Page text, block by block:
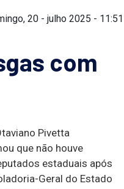
20 - julho 2025 - 11:51
com
Pivetta
que não houve
estaduais após
Geral do Estado